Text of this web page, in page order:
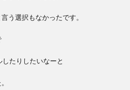
う選択もなかったです。
たりしたいなーと